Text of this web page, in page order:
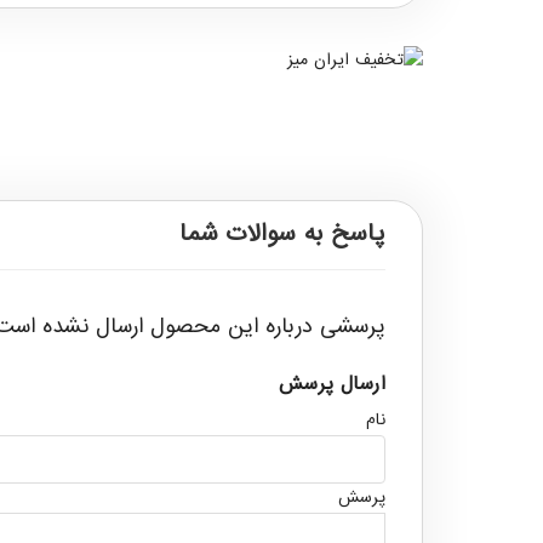
پاسخ به سوالات شما
پرسشی درباره این محصول ارسال نشده
ارسال پرسش
نام
پرسش